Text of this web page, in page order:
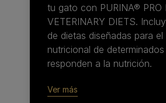
tu gato con PURINA® PRO
VETERINARY DIETS.
de dietas diseñadas para el
nutricional de
responden a la nutrición.
Ver más